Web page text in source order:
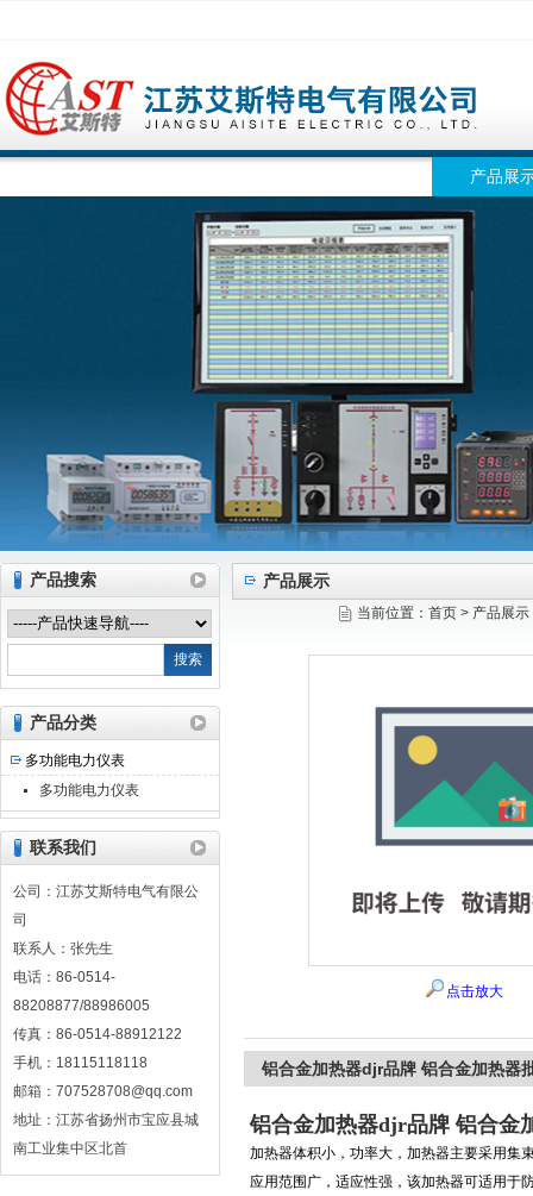
江苏艾斯特电气有限公司
产品展
产品搜索
产品分类
多功能电力仪表
多功能电力仪表
联系我们
公司：江苏艾斯特电气有限公
司
联系人：张先生
电话：86-0514-
88208877/88986005
传真：86-0514-88912122
手机：18115118118
邮箱：707528708@qq.com
地址：江苏省扬州市宝应县城
南工业集中区北首
产品展示
当前位置： 首页 > 产品展示
点击放大
铝合金加热器djr品牌 铝合金加热器
铝合金加热器djr品牌 铝合金
加热器体积小，功率大，加热器主要采用集
应用范围广，适应性强，该加热器可适用于